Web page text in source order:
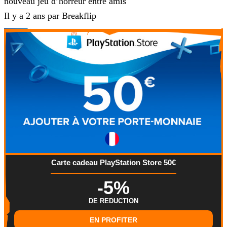
Il y a 2 ans par Breakflip
Carte cadeau PlayStation Store 50€
-5%
DE REDUCTION
EN PROFITER